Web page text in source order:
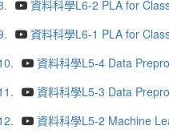
資料科學L6-2 PLA for
資料科學L6-1 PLA for
資料科學L5-4 Data
資料科學L5-3 Data
資料科學L5-2 Machine